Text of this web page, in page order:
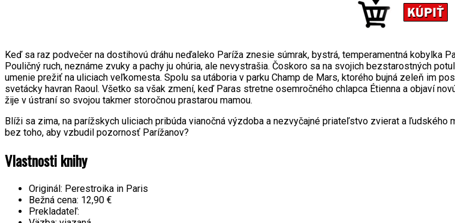
Keď sa raz podvečer na dostihovú dráhu neďaleko Paríža znesie súmrak, bystrá, temperamentná kobylka
Pouličný ruch, neznáme zvuky a pachy ju ohúria, ale nevystrašia. Čoskoro sa na svojich bezstarostných
umenie prežiť na uliciach veľkomesta. Spolu sa utáboria v parku Champ de Mars, ktorého bujná zeleň im
svetácky havran Raoul. Všetko sa však zmení, keď Paras stretne osemročného chlapca Étienna a objaví
žije v ústraní so svojou takmer storočnou prastarou mamou.
Blíži sa zima, na parížskych uliciach pribúda vianočná výzdoba a nezvyčajné priateľstvo zvierat a
bez toho, aby vzbudil pozornosť Parížanov?
Vlastnosti knihy
Originál: Perestroika in Paris
Bežná cena: 12,90 €
Prekladateľ: